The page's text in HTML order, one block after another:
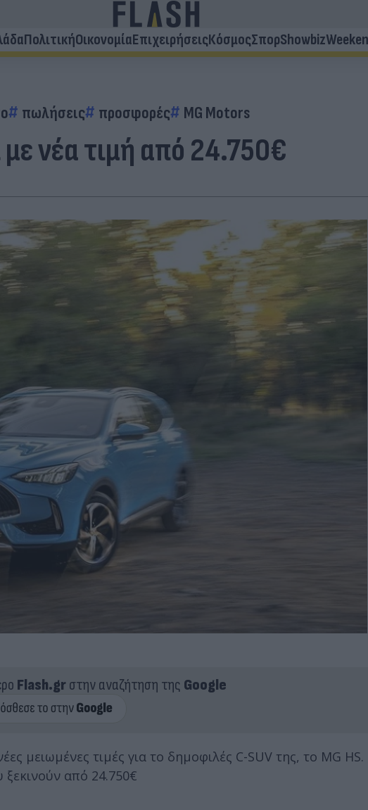
ΠολιτικήΟικονομίαΕπιχειρήσειςΚόσμοςΣπορShowbiz
πωλήσεις προσφορές MG Motors
νέα τιμή από 24.750€
Flash.grστην αναζήτηση της Google
μειωμένες τιμές για το δημοφιλές C-SUV της, το MG HS.
ξεκινούν από 24.750€